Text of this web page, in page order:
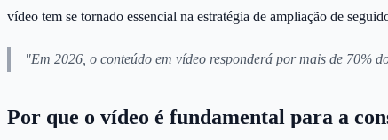
vídeo tem se tornado essencial na estratégia de ampliação de
"Em 2026, o conteúdo em vídeo responderá por mais de 70%
Por que o vídeo é fundamental para a